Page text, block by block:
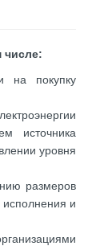
числе:
на покупку
источника
уровня
размеров
исполнения и